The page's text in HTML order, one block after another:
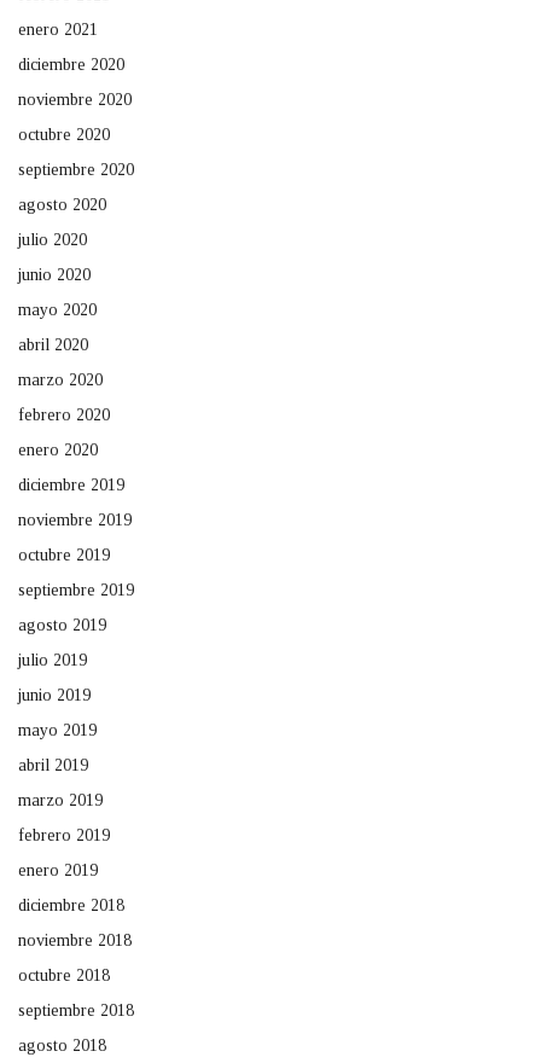
enero 2021
diciembre 2020
noviembre 2020
octubre 2020
septiembre 2020
agosto 2020
julio 2020
junio 2020
mayo 2020
abril 2020
marzo 2020
febrero 2020
enero 2020
diciembre 2019
noviembre 2019
octubre 2019
septiembre 2019
agosto 2019
julio 2019
junio 2019
mayo 2019
abril 2019
marzo 2019
febrero 2019
enero 2019
diciembre 2018
noviembre 2018
octubre 2018
septiembre 2018
agosto 2018